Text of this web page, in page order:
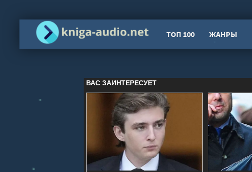
ТОП 100 ЖАНРЫ